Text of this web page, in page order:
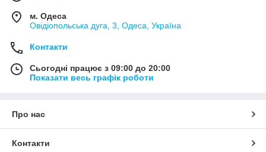
м. Одеса
Овідіопольська дуга, 3, Одеса, Україна
Контакти
Сьогодні працює з 09:00 до 20:00
Показати весь графік роботи
Про нас
Контакти